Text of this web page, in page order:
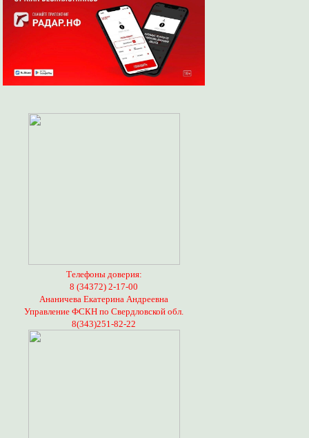
Телефоны доверия:
8 (34372) 2-17-00
Ананичева Екатерина Андреевна
Управление ФСКН по Свердловской обл.
8(343)251-82-22